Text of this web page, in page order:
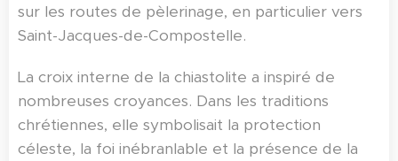
sur les routes de pèlerinage, en particulier vers
Saint-Jacques-de-Compostelle.
La croix interne de la chiastolite a inspiré de
nombreuses croyances. Dans les traditions
chrétiennes, elle symbolisait la protection
céleste, la foi inébranlable et la présence de la